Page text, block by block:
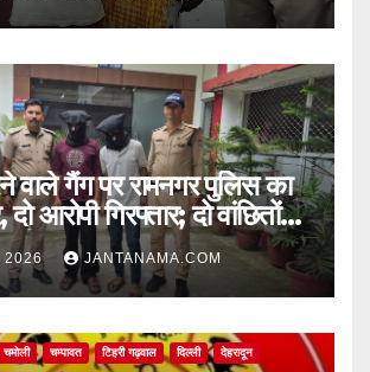
वाले गैंग पर रामनगर पुलिस का
आरोपी गिरफ्तार; दो वांछितों
2026 JANTANAMA.COM
चमोली चम्पावत टिहरी गढ़वाल दिल्ली देहरादून